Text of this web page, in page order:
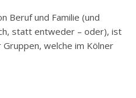
Beruf und Familie (und
statt entweder – oder), ist
welche im Kölner